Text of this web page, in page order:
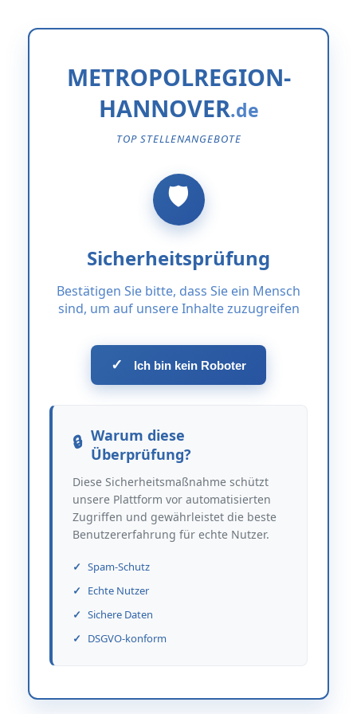
METROPOLREGION-
HANNOVER
TOP STELLENANGEBOTE
Sicherheitsprüfung
Bestätigen Sie bitte, dass Sie ein Mensch
sind, um auf unsere Inhalte zuzugreifen
✓ Ich bin kein Roboter
Warum diese
Überprüfung?
Diese Sicherheitsmaßnahme schützt
unsere Plattform vor automatisierten
Zugriffen und gewährleistet die beste
Benutzererfahrung für echte Nutzer.
Spam-Schutz
Echte Nutzer
Sichere Daten
DSGVO-konform